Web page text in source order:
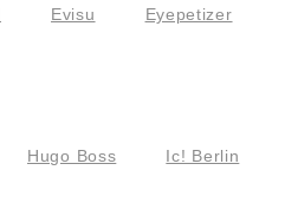
Evisu Eyepetizer
Hugo Boss Ic! Berlin